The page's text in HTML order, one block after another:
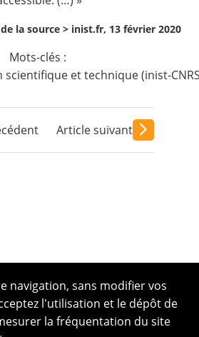
la source > inist.fr, 13 février 2020
Mots-clés :
et technique (inist-
Article suivant
navigation, sans modifier vos
l'utilisation et le dépôt de
la fréquentation du site